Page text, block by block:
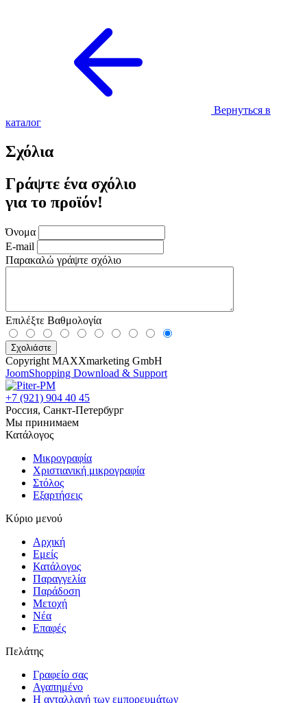
Вернуться в
каталог
Σχόλια
Γράψτε ένα σχόλιο
για το προϊόν!
Όνομα
E-mail
Παρακαλώ γράψτε σχόλιο
Επιλέξτε Βαθμολογία
Copyright MAXXmarketing GmbH
JoomShopping Download & Support
+7 (921) 904 40 45
Россия, Санкт-Петербург
Мы принимаем
Κατάλογος
Μικρογραφία
Χριστιανική μικρογραφία
Στόλος
Εξαρτήσεις
Κύριο μενού
Αρχική
Εμείς
Κατάλογος
Παραγγελία
Παράδοση
Mετοχή
Νέα
Επαφές
Πελάτης
Γραφείο σας
Αγαπημένο
Η ανταλλαγή των εμπορευμάτων